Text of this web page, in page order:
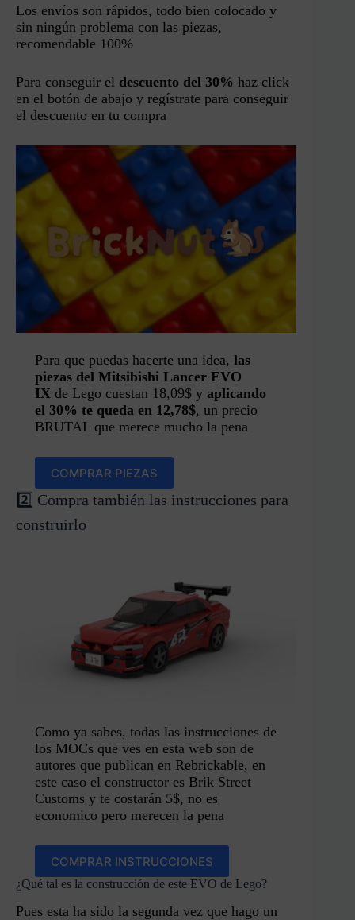
Los envíos son rápidos, todo bien colocado y
sin ningún problema con las piezas,
recomendable 100%
Para conseguir el descuento del 30% haz click
en el botón de abajo y regístrate para conseguir
el descuento en tu compra
Para que puedas hacerte una idea, las
piezas del Mitsibishi Lancer EVO
IX de Lego cuestan 18,09$ y aplicando
el 30% te queda en 12,78$, un precio
BRUTAL que merece mucho la pena
COMPRAR PIEZAS
2️⃣ Compra también las instrucciones para
construirlo
Como ya sabes, todas las instrucciones de
los MOCs que ves en esta web son de
autores que publican en Rebrickable, en
este caso el constructor es Brik Street
Customs y te costarán 5$, no es
economico pero merecen la pena
COMPRAR INSTRUCCIONES
¿Qué tal es la construcción de este EVO de Lego?
Pues esta ha sido la segunda vez que hago un